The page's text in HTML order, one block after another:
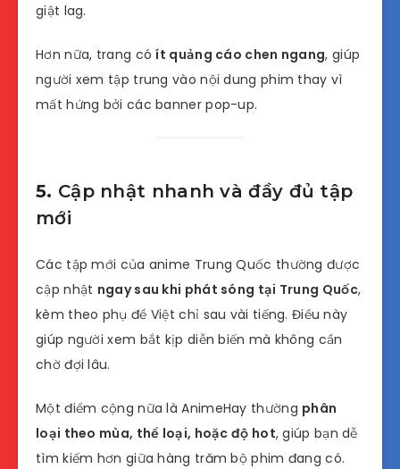
giật lag.
Hơn nữa, trang cóít quảng cáo chen ngang, giúp
người xem tập trung vào nội dung phim thay vì
mất hứng bởi các banner pop-up.
5. Cập nhật nhanh và đầy đủ tập
mới
Các tập mới của anime Trung Quốc thường được
cập nhật ngay sau khi phát sóng tại Trung Quốc,
kèm theo phụ đề Việt chỉ sau vài tiếng. Điều này
giúp người xem bắt kịp diễn biến mà không cần
chờ đợi lâu.
Một điểm cộng nữa là AnimeHay thường phân
loại theo mùa, thể loại, hoặc độ hot, giúp bạn dễ
tìm kiếm hơn giữa hàng trăm bộ phim đang có.